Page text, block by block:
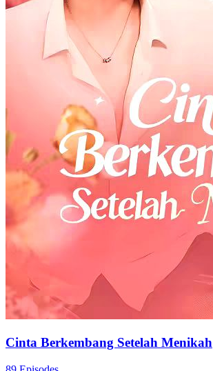
Cinta dalam Diam
78 Episodes
Empat tahun lalu, Yuri diserahkan ayahnya ke
keluarga, Yuri diculik dan disakiti. Evan
lupa segalanya. Kini Yuri jadi pemilik bar.
anggota Keluarga Halim dan menikah kilat
sembuh, cinta pun perlahan tumbuh lagi.
Cinta Setelah PernikahanRomansa Romansa